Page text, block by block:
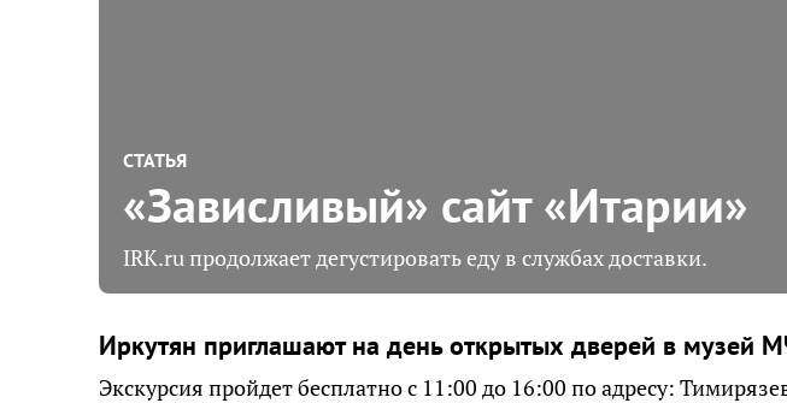
СТАТЬЯ
«Зависливый» сайт «Итарии»
IRK.ru продолжает дегустировать еду в службах доставки.
Иркутян приглашают на день открытых дверей в музей
Экскурсия пройдет бесплатно с 11:00 до 16:00 по адресу: